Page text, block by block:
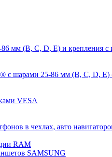
мм (B, C, D, E) и крепления с
с шарами 25-86 мм (B, C, D, E)
VESA
в чехлах, авто
RAM
SAMSUNG